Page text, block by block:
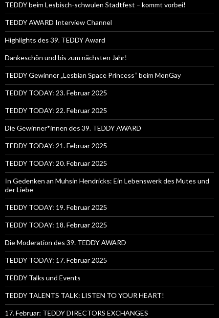
TEDDY beim Lesbisch-schwulen Stadtfest – kommt vorbei!
TEDDY AWARD Interview Channel
Highlights des 39. TEDDY Award
Dankeschön und bis zum nächsten Jahr!
TEDDY Gewinner „Lesbian Space Princess“ beim MonGay
TEDDY TODAY: 23. Februar 2025
TEDDY TODAY: 22. Februar 2025
Die Gewinner*innen des 39. TEDDY AWARD
TEDDY TODAY: 21. Februar 2025
TEDDY TODAY: 20. Februar 2025
In Gedenken an Muhsin Hendricks: Ein Lebenswerk des Mutes und
der Liebe
TEDDY TODAY: 19. Februar 2025
TEDDY TODAY: 18. Februar 2025
Die Moderation des 39. TEDDY AWARD
TEDDY TODAY: 17. Februar 2025
TEDDY Talks und Events
TEDDY TALENTS TALK: LISTEN TO YOUR HEART!
17. Februar: TEDDY DIRECTORS EXCHANGES